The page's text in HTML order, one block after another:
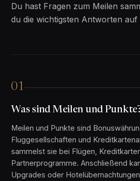
Du hast Fragen zum Meilen
du die wichtigsten Antworten auf
01
Was sind Meilen und
Meilen und Punkte sind
Fluggesellschaften und
sammelst sie bei Flügen,
Partnerprogramme. Anschließend
Upgrades oder